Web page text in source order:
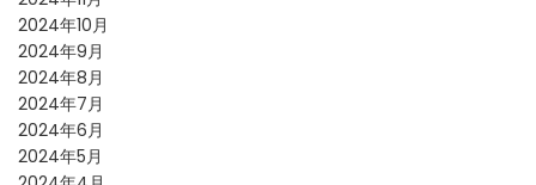
2024年10月
2024年9月
2024年8月
2024年7月
2024年6月
2024年5月